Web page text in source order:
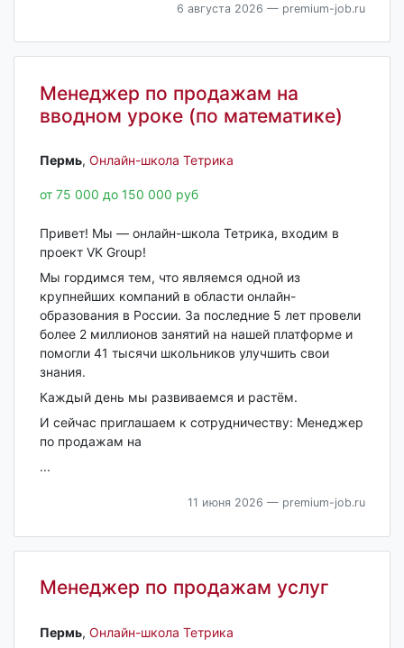
6 августа 2026 — premium-job.ru
Менеджер по продажам на
вводном уроке (по математике)
Пермь‎, Онлайн-школа Тетрика
от 75 000 до 150 000 руб
Привет! Мы — онлайн-школа Тетрика, входим в
проект VK Group!
Мы гордимся тем, что являемся одной из
крупнейших компаний в области онлайн-
образования в России. За последние 5 лет провели
более 2 миллионов занятий на нашей платформе и
помогли 41 тысячи школьников улучшить свои
знания.
Каждый день мы развиваемся и растём.
И сейчас приглашаем к сотрудничеству: Менеджер
по продажам на
...
11 июня 2026 — premium-job.ru
Менеджер по продажам услуг
Пермь‎, Онлайн-школа Тетрика